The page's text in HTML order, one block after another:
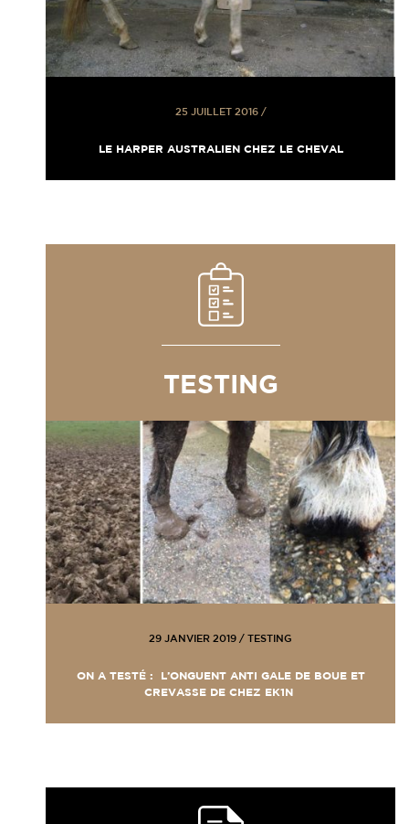
25 JUILLET 2016/
LE HARPER AUSTRALIEN CHEZ LE CHEVAL
TESTING
29 JANVIER 2019 / TESTING
ON A TESTÉ : L’ONGUENT ANTI GALE DE BOUE ET
CREVASSE DE CHEZ EK1N